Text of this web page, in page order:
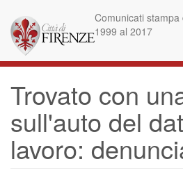
main
content
Comunicati
1999 al 2017
Trovato con
sull'auto del
lavoro: